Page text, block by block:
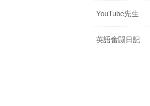
YouTube先生
英語奮闘日記